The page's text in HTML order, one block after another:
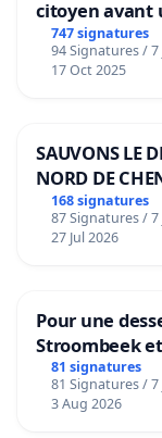
citoyen avant
de notre
747 signatures
94 Signatures /
17 Oct 2025
SAUVONS LE
NORD DE
168 signatures
87 Signatures /
27 Jul 2026
Pour une
Stroombeek
bediening
Voor
81 signatures
81 Signatures /
3 Aug 2026